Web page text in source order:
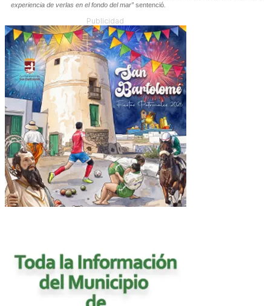
experiencia de verlas en el fondo del mar” sentenció
Publicidad